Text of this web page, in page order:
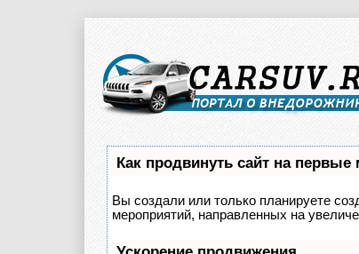
Как продвинуть сайт на первые
Вы создали или только планируете
мероприятий, направленных на